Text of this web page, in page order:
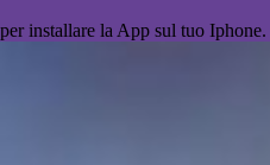
per installare la App sul tuo Iphone.